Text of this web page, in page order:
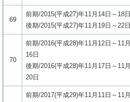
69
前期/2015(平成27)年11月14日～18日
後期/2015(平成27)年11月19日～22日
70
前期/2016(平成28)年11月12日～11月
16日
後期/2016(平成28)年11月17日～11月
20日
前期/2017(平成29)年11月11日～11月